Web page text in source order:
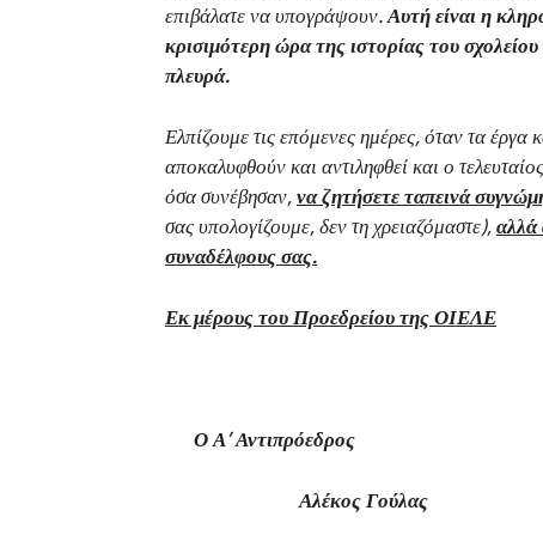
επιβάλατε να υπογράψουν.Αυτή είναι η
κρισιμότερη ώρα της ιστορίας του
πλευρά.
Ελπίζουμε τις επόμενες ημέρες, όταν τα έργα
αποκαλυφθούν και αντιληφθεί και ο
όσα συνέβησαν,να ζητήσετε ταπεινά
σας υπολογίζουμε, δεν τη χρειαζόμαστε),αλλά
συναδέλφους σας.
Εκ μέρους του Προεδρείου της ΟΙΕΛΕ
Ο Α’ Αντιπρόεδρος Ο
Αλέκος Γούλας